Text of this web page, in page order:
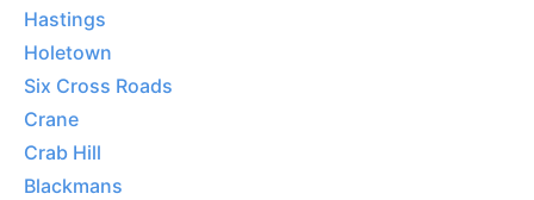
Hastings
Holetown
Six Cross Roads
Crane
Crab Hill
Blackmans